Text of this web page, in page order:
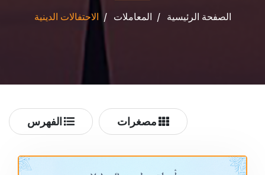
الصفحة الرئيسية المعاملات الاحتفالات الدينية
الفهرس مصغرات